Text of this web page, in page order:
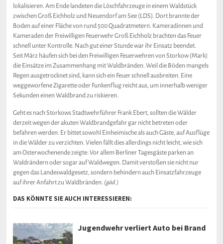
lokalisieren. Am Ende landeten die Löschfahrzeuge in einem Waldstück
zwischen Groß Eichholz und Neuendorf am See (LDS). Dort brannte der
Boden auf einer Fläche von rund 500 Quadratmetern. Kameradinnen und
Kameraden der Freiwilligen Feuerwehr Groß Eichholz brachten das Feuer
schnell unter Kontrolle. Nach gut einer Stunde war ihr Einsatz beendet.
Seit März häufen sich bei den Freiwilligen Feuerwehren von Storkow (Mark)
die Einsätze im Zusammenhang mit Waldbränden. Weil die Böden mangels
Regen ausgetrocknet sind, kann sich ein Feuer schnell ausbreiten. Eine
weggeworfene Zigarette oder Funkenflug reicht aus, um innerhalb weniger
Sekunden einen Waldbrand zu riskieren.
Geht es nach Storkows Stadtwehrführer Frank Ebert, sollten die Wälder
derzeit wegen der akuten Waldbrandgefahr gar nicht betreten oder
befahren werden. Er bittet sowohl Einheimische als auch Gäste, auf Ausflüge
in die Wälder zu verzichten. Vielen fällt dies allerdings nicht leicht, wie sich
am Osterwochenende zeigte: Vor allem Berliner Tagesgäste parken an
Waldrändern oder sogar auf Waldwegen. Damit verstoßen sie nicht nur
gegen das Landeswaldgesetz, sondern behindern auch Einsatzfahrzeuge
auf ihrer Anfahrt zu Waldbränden. (gäd.)
DAS KÖNNTE SIE AUCH INTERESSIEREN:
Jugendwehr verliert Auto bei Brand